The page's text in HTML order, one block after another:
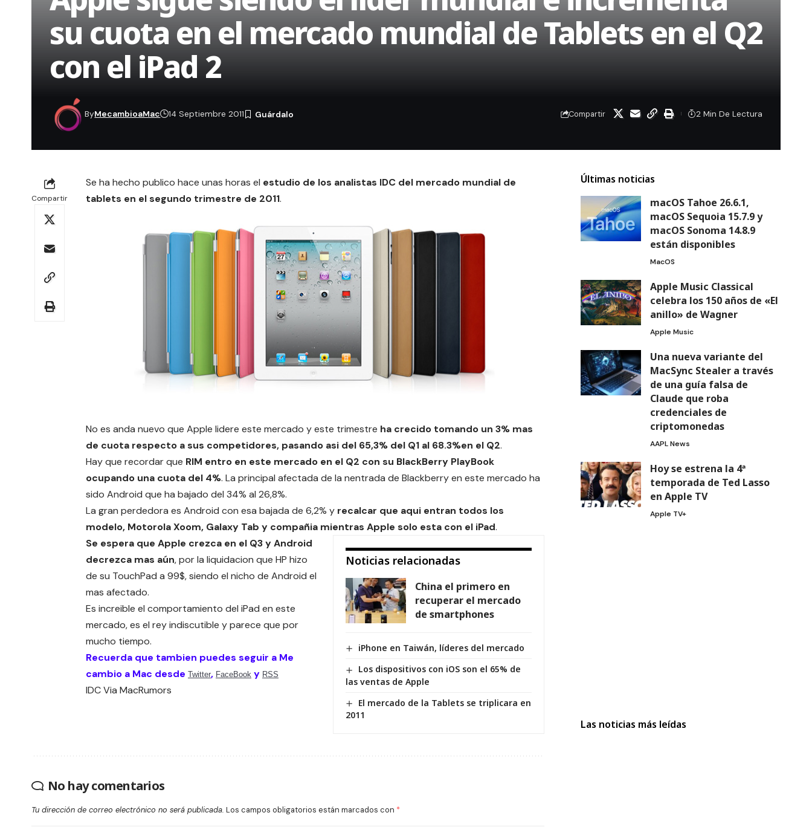
su cuota en el mercado mundial de Tablets en el Q2
con el iPad 2
ByMecambioaMac 14 Septiembre 2011 Compartir 2 Min De Lectura
Compartir
Se ha hecho publico hace unas horas el estudio de los analistas IDC del mercado mundial de
tablets en el segundo trimestre de 2011.
No es anda nuevo que Apple lidere este mercado y este trimestre ha crecido tomando un 3% mas
de cuota respecto a sus competidores, pasando asi del 65,3% del Q1 al 68.3%en el Q2.
Hay que recordar que RIM entro en este mercado en el Q2 con su BlackBerry PlayBook
ocupando una cuota del 4%. La principal afectada de la nentrada de Blackberry en este mercado ha
sido Android que ha bajado del 34% al 26,8%.
La gran perdedora es Android con esa bajada de 6,2% y recalcar que aqui entran todos los
modelo, Motorola Xoom, Galaxy Tab y compañia mientras Apple solo esta con el iPad.
Noticias relacionadas
China el primero en
recuperar el mercado
de smartphones
iPhone en Taiwán, líderes del mercado
Los dispositivos con iOS son el 65% de
las ventas de Apple
El mercado de la Tablets se triplicara en
2011
Se espera que Apple crezca en el Q3 y Android
decrezca mas aún, por la liquidacion que HP hizo
de su TouchPad a 99$, siendo el nicho de Android el
mas afectado.
Es increible el comportamiento del iPad en este
mercado, es el rey indiscutible y parece que por
mucho tiempo.
Recuerda que tambien puedes seguir a Me
cambio a Mac desde Twitter, FaceBook y RSS
IDCVia MacRumors
No hay comentarios
Tu dirección de correo electrónico no será publicada. Los campos obligatorios están marcados con *
Últimas noticias
macOS Tahoe 26.6.1,
macOS Sequoia 15.7.9 y
macOS Sonoma 14.8.9
están disponibles
MacOS
Apple Music Classical
celebra los 150 años de «El
anillo» de Wagner
Apple Music
Una nueva variante del
MacSync Stealer a través
de una guía falsa de
Claude que roba
credenciales de
criptomonedas
AAPL News
Hoy se estrena la 4ª
temporada de Ted Lasso
en Apple TV
Apple TV+
Las noticias más leídas